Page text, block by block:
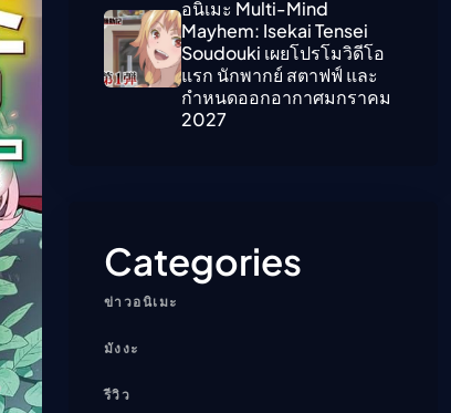
อนิเมะ Multi-Mind
Mayhem: Isekai Tensei
Soudouki เผยโปรโมวิดีโอ
แรก นักพากย์ สตาฟฟ์ และ
กำหนดออกอากาศมกราคม
2027
Categories
ข่าวอนิเมะ
มังงะ
รีวิว